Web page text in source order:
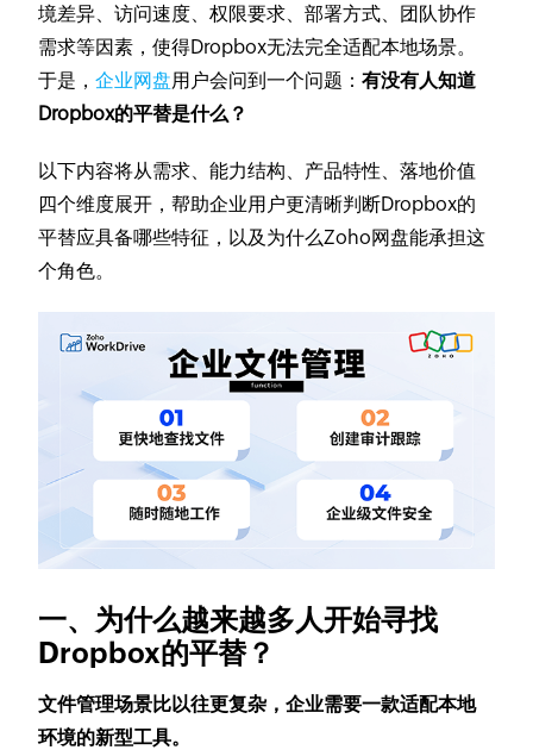
境差异、访问速度、权限要求、部署方式、团队协作
需求等因素，使得Dropbox无法完全适配本地场景。
于是，企业网盘用户会问到一个问题：有没有人知道
Dropbox的平替是什么？
以下内容将从需求、能力结构、产品特性、落地价值
四个维度展开，帮助企业用户更清晰判断Dropbox的
平替应具备哪些特征，以及为什么Zoho网盘能承担这
个角色。
一、为什么越来越多人开始寻找
Dropbox的平替？
文件管理场景比以往更复杂，企业需要一款适配本地
环境的新型工具。